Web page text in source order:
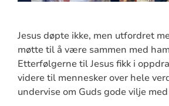
Jesus døpte ikke, men utfordret
møtte til å være sammen med
Etterfølgerne til Jesus fikk i
videre til mennesker over hele
undervise om Guds gode vilje